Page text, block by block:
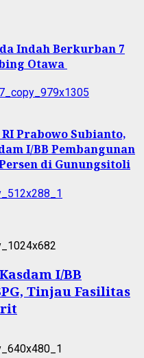
Indah Berkurban 7
Otawa
Prabowo Subianto,
I/BB Pembangunan
di Gunungsitoli
I/BB
Tinjau Fasilitas